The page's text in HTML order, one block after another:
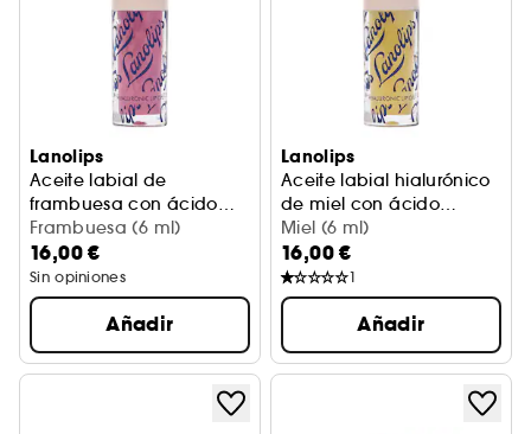
Lanolips
Aceite labial de
frambuesa con ácido
hialurónico y lanolina
Frambuesa (6 ml)
16,00 €
Sin opiniones
Añadir
Lanolips
Aceite labial hialurónico
de miel con ácido
hialurónico y lanolina
Miel (6 ml)
16,00 €
1
Añadir